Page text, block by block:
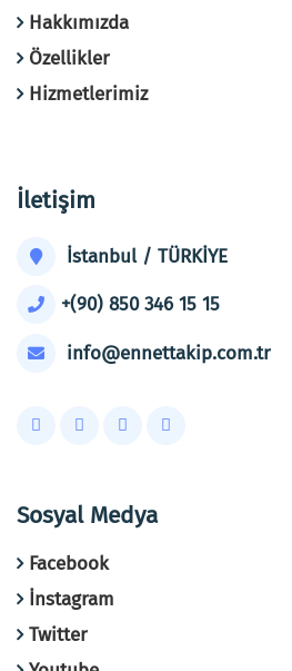
Hakkımızda
Özellikler
Hizmetlerimiz
İletişim
İstanbul / TÜRKİYE
+(90) 850 346 15 15
info@ennettakip.com.tr
Sosyal Medya
Facebook
İnstagram
Twitter